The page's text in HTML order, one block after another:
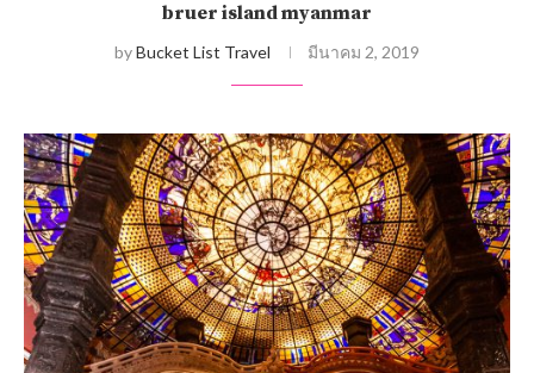
bruer island myanmar
byBucket List Travel มีนาคม 2, 2019